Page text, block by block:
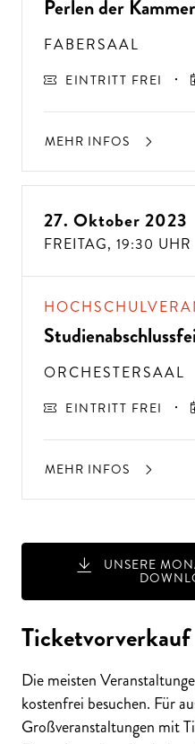
E
Perlen der
FABERSAAL
EINTRITT FREI
MEHR INFOS
27. Oktober 2023
FREITAG, 19:30 UHR
ORCHESTERSAAL
EINTRITT FREI
MEHR INFOS
UNSERE
Ticketvorverkauf
Die meisten
kostenfrei besuchen. Für
Großveranstaltungen mit